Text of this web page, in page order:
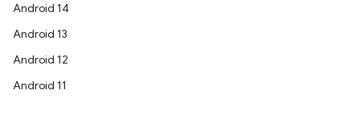
Android 14
Android 13
Android 12
Android 11